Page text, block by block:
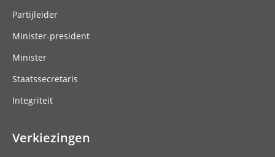
Partijleider
Minister-president
Minister
Staatssecretaris
Integriteit
Verkiezingen